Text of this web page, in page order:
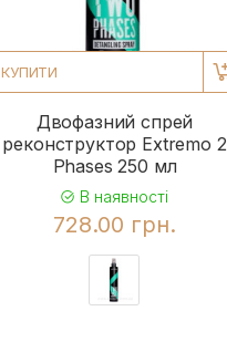
КУПИТИ
Двофазний спрей
реконструктор Extremo 2
Phases 250 мл
В наявності
728.00 грн.